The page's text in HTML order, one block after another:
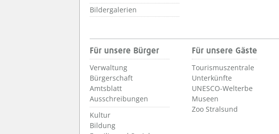
Bildergalerien
Für unsere Bürger
Verwaltung
Bürgerschaft
Amtsblatt
Ausschreibungen
Kultur
Bildung
Für unsere Gäste
Tourismuszentrale
Unterkünfte
UNESCO-Welterbe
Museen
Zoo Stralsund